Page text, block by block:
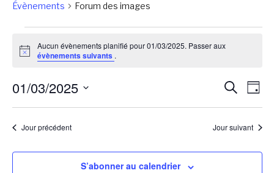
Évènements Forum des images
for
Notice
Aucun évènements planifié pour 01/03/2025. Passer aux
évènements suivants .
et
de
Jour
01/03/2025
Sélectionnez
uneJour précédent Jour suivant
S’abonner au calendrier